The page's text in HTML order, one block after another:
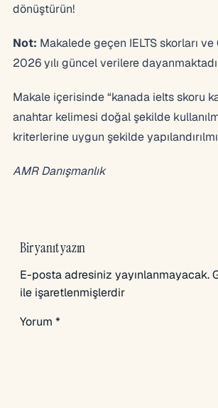
dönüştürün!
Not: Makalede geçen IELTS skorları
2026 yılı güncel verilere
Makale içerisinde “kanada ielts skoru
anahtar kelimesi doğal şekilde
kriterlerine uygun şekilde
AMR Danışmanlık
Bir yanıt yazın
E-posta adresiniz yayınlanmayacak.
ile işaretlenmişlerdir
Yorum *